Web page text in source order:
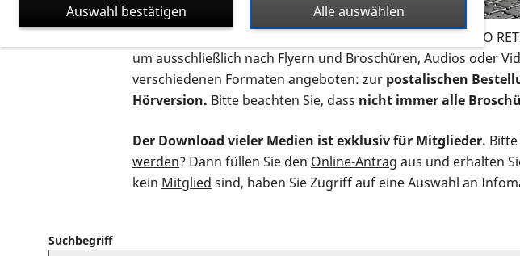
Auf dieser Seite finden Sie sämtliches Infomaterial der PRO
um ausschließlich nach Flyern und Broschüren, Audios oder
verschiedenen Formaten angeboten: zur postalischen
Hörversion. Bitte beachten Sie, dass nicht immer alle
Der Download vieler Medien ist exklusiv für Mitglieder.
werden? Dann füllen Sie den Online-Antrag aus und erhalten
kein Mitglied sind, haben Sie Zugriff auf eine Auswahl an
Suchbegriff
Alle auswählen
Auswahl bestätigen